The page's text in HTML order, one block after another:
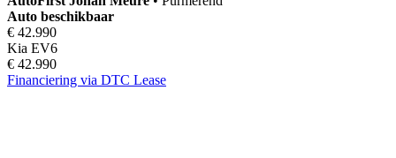
Auto beschikbaar
€ 42.990
Kia EV6
€ 42.990
Financiering via DTC Lease